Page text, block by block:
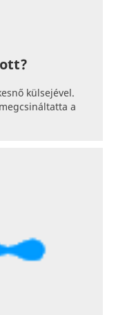
külsejével.
a